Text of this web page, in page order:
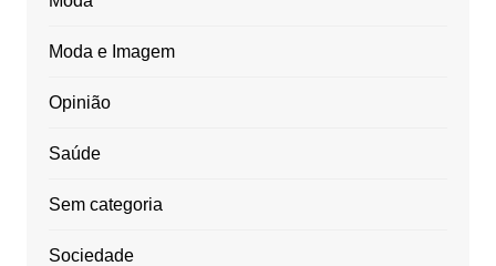
Moda e Imagem
Opinião
Saúde
Sem categoria
Sociedade